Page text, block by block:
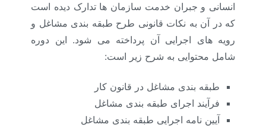
انسانی و جبران خدمت سازمان ها تدارک دیده است
که در آن به نکات قانونی طرح طبقه بندی مشاغل و
رویه های اجرایی آن پرداخته می شود. این دوره
شامل محتوایی به شرح زیر است:
طبقه بندی مشاغل در قانون کار
فرآیند اجرای طبقه بندی مشاغل
آیین نامه اجرایی طبقه بندی مشاغل